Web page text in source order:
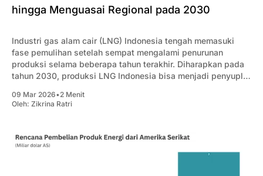
hingga Menguasai Regional pada 2030
Industri gas alam cair (LNG) Indonesia tengah memasuki
fase pemulihan setelah sempat mengalami penurunan
produksi selama beberapa tahun terakhir. Diharapkan pada
tahun 2030, produksi LNG Indonesia bisa menjadi penyuplai
09 Mar 2026•2 Menit
Oleh: Zikrina Ratri